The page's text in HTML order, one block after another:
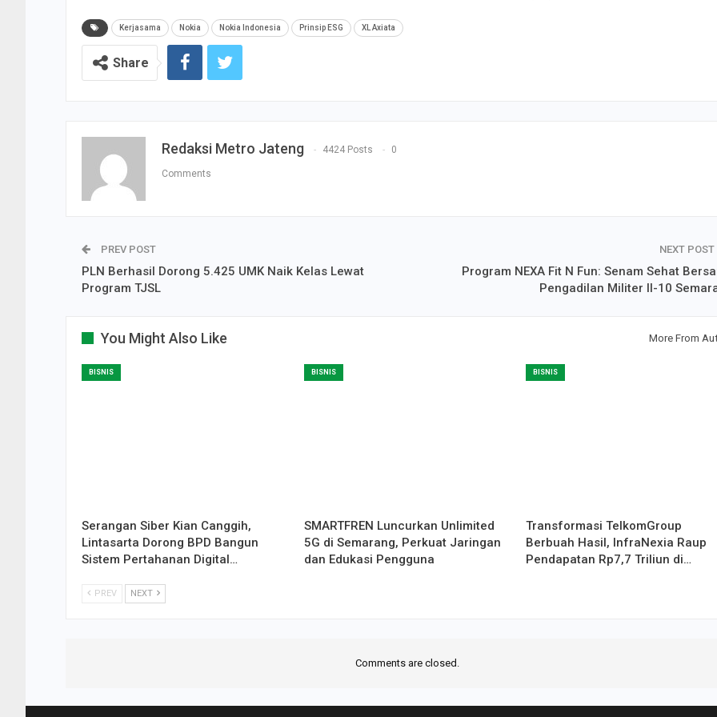
Kerjasama Nokia Nokia Indonesia Prinsip ESG XL Axiata
Share
Redaksi Metro Jateng 4424 Posts 0
Comments
PREV POST
PLN Berhasil Dorong 5.425 UMK Naik Kelas Lewat
Program TJSL
NEXT POST
Program NEXA Fit N Fun: Senam Sehat
Pengadilan Militer II-10
You Might Also Like More From
BISNIS
Serangan Siber Kian Canggih,
Lintasarta Dorong BPD Bangun
Sistem Pertahanan Digital…
BISNIS
SMARTFREN Luncurkan Unlimited
5G di Semarang, Perkuat Jaringan
dan Edukasi Pengguna
BISNIS
Transformasi TelkomGroup
Berbuah Hasil, InfraNexia Raup
Pendapatan Rp7,7 Triliun di…
PREV NEXT
Comments are closed.